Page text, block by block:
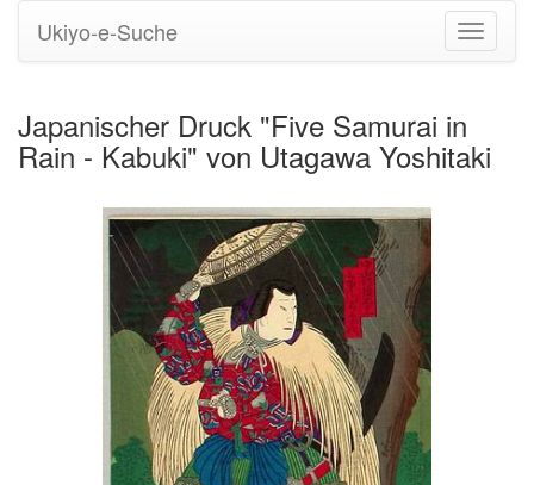
Ukiyo-e-Suche
Japanischer Druck "Five Samurai in
Rain - Kabuki" von Utagawa Yoshitaki